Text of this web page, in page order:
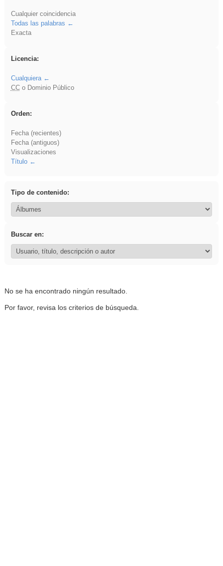
Cualquier coincidencia
Todas las palabras
Exacta
Licencia:
Cualquiera
CCo Dominio Público
Orden:
Fecha (recientes)
Fecha (antiguos)
Visualizaciones
Título
Tipo de contenido:
Buscar en:
No se ha encontrado ningún resultado.
Por favor, revisa los criterios de búsqueda.